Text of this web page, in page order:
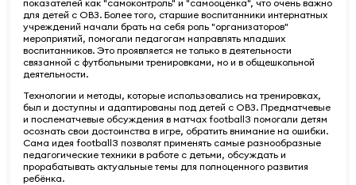
показателей как "самоконтроль" и "самооценка", что очень важно
для детей с ОВЗ. Более того, старшие воспитанники интернатных
учреждений начали брать на себя роль "организаторов"
мероприятий, помогали педагогам направлять младших
воспитанников. Это проявляется не только в деятельности
связанной с футбольными тренировками, но и в общешкольной
деятельности.
Технологии и методы, которые использовались на тренировках,
был и доступны и адаптированы под детей с ОВЗ. Предматчевые
и послематчевые обсуждения в матчах football3 помогали детям
осознать свои достоинства в игре, обратить внимание на ошибки.
Сама идея football3 позволят применять самые разнообразные
педагогические техники в работе с детьми, обсуждать и
прорабатывать актуальные темы для полноценного развития
ребёнка.